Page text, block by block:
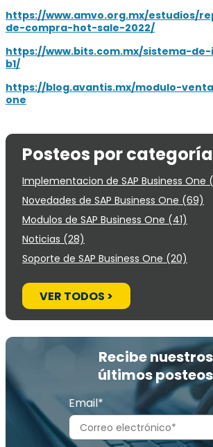
https://www.amvo.org.mx/estudios/
de-compra-hot-sale-2022/
https://www.bits.com.mx/sistema-
b1/
https://blog.avantis.mx/modulo-
one
Posteos por categoría
Implementacion de SAP Business One
Novedades de SAP Business One (69)
Modulos de SAP Business One (41)
Noticias (28)
Soporte de SAP Business One (20)
VER TODOS >
Recibe nuestros
últimos posteos
Email*